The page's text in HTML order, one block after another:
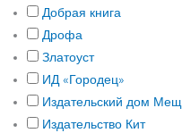
Добрая книга
Дрофа
Златоуст
ИД «Городец»
Издательский дом
Издательство Кит